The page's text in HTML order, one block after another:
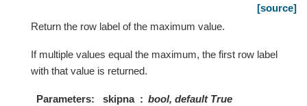
[source]
Return the row label of the maximum value.
If multiple values equal the maximum, the first row label
with that value is returned.
Parameters skipna
bool, default True